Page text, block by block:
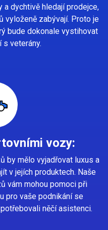
a dychtivě hledají prodejce,
vyloženě zabývají. Proto je
bude dokonale vystihovat
s veterány.
vozy:
by mělo vyjadřovat luxus a
v jejích produktech. Naše
vám mohou pomoci při
pro vaše podnikání se
něčí asistenci.